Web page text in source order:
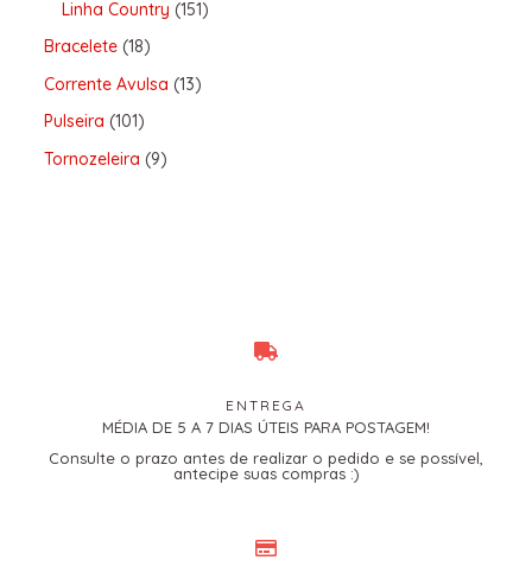
Linha Country 151
Bracelete 18
Corrente Avulsa 13
Pulseira 101
Tornozeleira 9
ENTREGA
MÉDIA DE 5 A 7 DIAS ÚTEIS PARA POSTAGEM!
Consulte o prazo antes de realizar o pedido e se possível,
antecipe suas compras :)